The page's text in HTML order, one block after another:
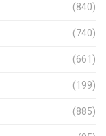
(840)
(740)
(661)
(199)
(885)